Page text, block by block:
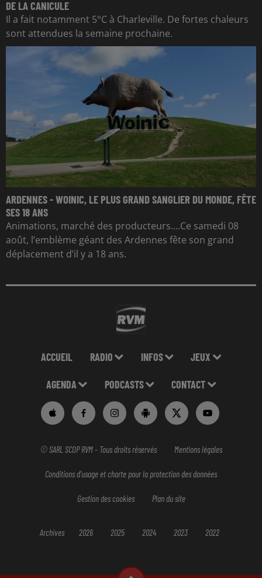
DE LA CANICULE
Il a fait notamment 5°C à Charleville. De fortes chaleurs
sont attendues la semaine prochaine.
ARDENNES - WOINIC, LE PLUS GRAND SANGLIER DU MONDE, FÊTE
SES 18 ANS
Animations, marché des producteurs....Ce samedi 08
août, l’emblème géant des Ardennes fête son grand
déplacement d’il y a 18 ans.
ACCUEIL RADIO INFOS JEUX
AGENDA PODCASTS CONTACT
© SARL SCOP RVM - Tous droits réservés Mentions légales
Conditions d'usage et charte pour la protection des données
Gestion des cookies Plan du site
Archives 2026 2025 2024 2023 2022